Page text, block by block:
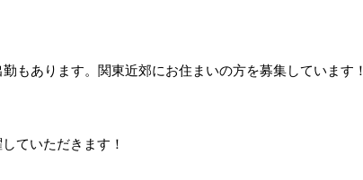
もあります。関東近郊にお住まいの方を募集しています！
ていただきます！